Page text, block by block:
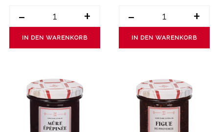
- +
IN DEN WARENKORB
- +
IN DEN WARENKORB